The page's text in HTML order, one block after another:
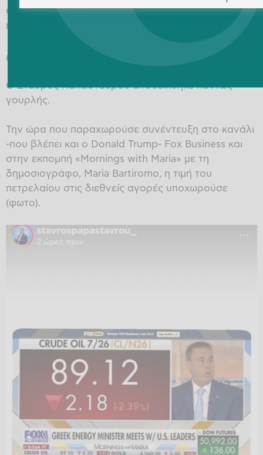
υπουργών Ενέργειας της πρωτοβουλίας 3+1 θα
πραγματοποιηθεί στο Ισραήλ
Ο Σταύρος στα… κόκκινα
Ο Σταύρος Παπασταύρου αποδείχθηκε πάντως
γουρλής.
Την ώρα που παραχωρούσε συνέντευξη στο κανάλι
-που βλέπει και ο Donald Trump- Fox Business και
στην εκπομπή «Mornings with Maria» με τη
δημοσιογράφο, Maria Bartiromo, η τιμή του
πετρελαίου στις διεθνείς αγορές υποχωρούσε
(φωτο).